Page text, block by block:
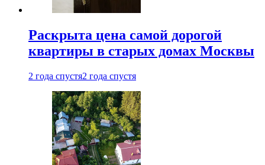
Раскрыта цена самой дорогой
квартиры в старых домах Москвы
2 года спустя2 года спустя